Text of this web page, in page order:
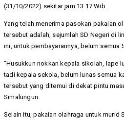
(31/10/2022) sekitar jam 13.17 Wib.
Yang telah menerima pasokan pakaian
tersebut adalah, sejumlah SD Negeri di
ini, untuk pembayarannya, belum semua
“Husukkun nokkan kepala sikolah, lape
tadi kepala sekola, belum lunas semua
tersebut yang ditemui di dekat pintu
Simalungun.
Selain itu, pakaian olahraga untuk murid